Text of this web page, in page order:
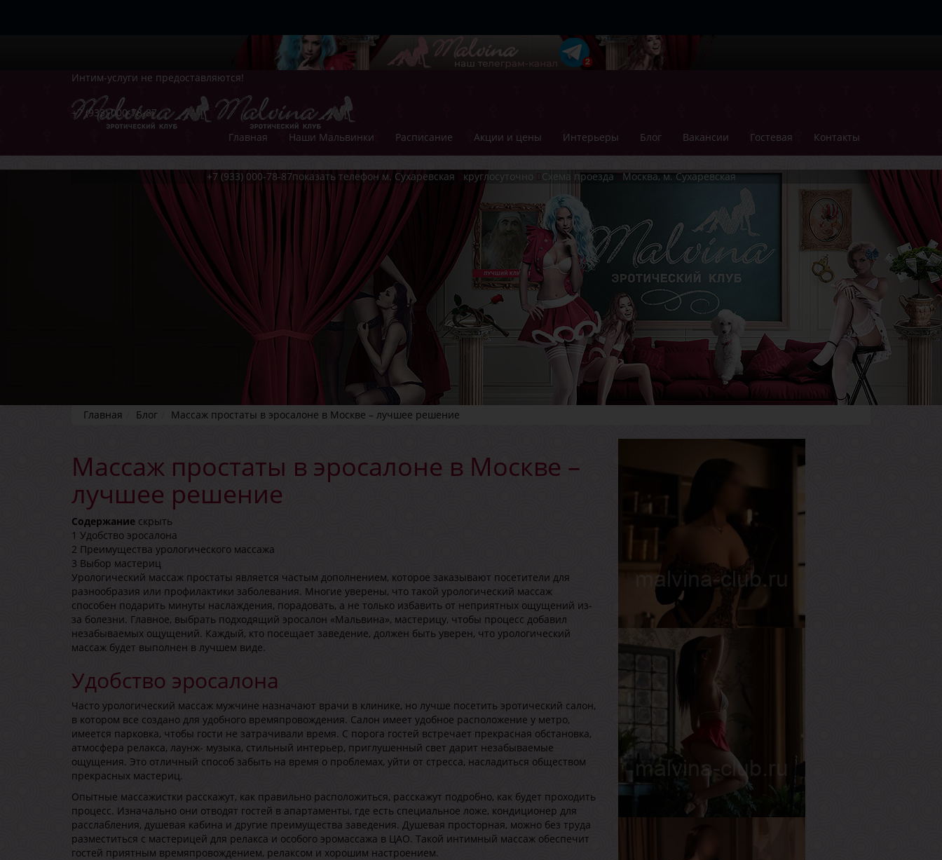
Интим-услуги не предоставляются!
+7 (933) 000-78-87
Главная
Наши Мальвинки Расписание Акции и цены Интерьеры Блог Вакансии Гостевая Контакты
+7 (933) 000-78-87показать телефон м. Сухаревская круглосуточно Схема проезда Москва, м. Сухаревская
Главная Блог Массаж простаты в эросалоне в Москве – лучшее решение
Массаж простаты в эросалоне в Москве –
лучшее решение
Содержание скрыть
1 Удобство эросалона
2 Преимущества урологического массажа
3 Выбор мастериц
Урологический массаж простаты является частым дополнением, которое заказывают посетители для
разнообразия или профилактики заболевания. Многие уверены, что такой урологический массаж
способен подарить минуты наслаждения, порадовать, а не только избавить от неприятных ощущений из-
за болезни. Главное, выбрать подходящий эросалон «Мальвина», мастерицу, чтобы процесс добавил
незабываемых ощущений. Каждый, кто посещает заведение, должен быть уверен, что урологический
массаж будет выполнен в лучшем виде.
Удобство эросалона
Часто урологический массаж мужчине назначают врачи в клинике, но лучше посетить эротический салон,
в котором все создано для удобного времяпровождения. Салон имеет удобное расположение у метро,
имеется парковка, чтобы гости не затрачивали время. С порога гостей встречает прекрасная обстановка,
атмосфера релакса, лаунж- музыка, стильный интерьер, приглушенный свет дарит незабываемые
ощущения. Это отличный способ забыть на время о проблемах, уйти от стресса, насладиться обществом
прекрасных мастериц.
Опытные массажистки расскажут, как правильно расположиться, расскажут подробно, как будет проходить
процесс. Изначально они отводят гостей в апартаменты, где есть специальное ложе, кондиционер для
расслабления, душевая кабина и другие преимущества заведения. Душевая просторная, можно без труда
разместиться с мастерицей для релакса и особого эромассажа в ЦАО. Такой интимный массаж обеспечит
гостей приятным времяпровождением, релаксом и хорошим настроением.
Милана
Возраст
18
Рост
160 см
Вес
52 кг
Грудь